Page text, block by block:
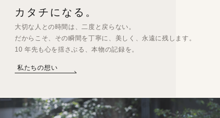
カタチになる。
大切な人との時間は、二度と戻らない。
だからこそ、その瞬間を丁寧に、美しく、永遠に残します。
10 年先も心を揺さぶる、本物の記録を。
私たちの想い